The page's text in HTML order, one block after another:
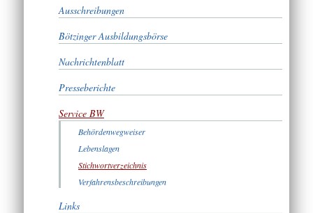
Ausschreibungen
Bötzinger Ausbildungsbörse
Nachrichtenblatt
Presseberichte
Service BW
Behördenwegweiser
Lebenslagen
Stichwortverzeichnis
Verfahrensbeschreibungen
Links